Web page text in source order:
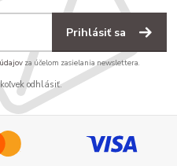
Prihlásiť sa
za účelom zasielania newslettera.
odhlásiť.